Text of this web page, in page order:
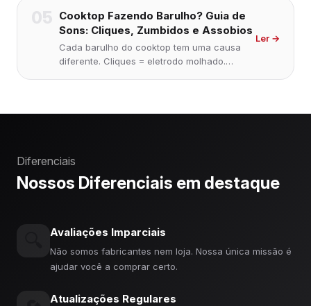
decidir.
Cooktop Fazendo Barulho? Guia de
Sons: Cliques, Zumbidos e Assobios
Cada barulho do cooktop tem uma causa
diferente. Cliques = eletrodo molhado.
Ler →
Diferenciais
Nossos Diferenciais em destaque
Avaliações Imparciais
Não somos fabricantes nem loja. Nossa única missão é
ajudar você a comprar certo.
Atualizações Regulares